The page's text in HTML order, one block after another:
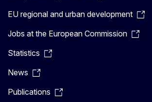
EU regional and urban development
Jobs at the European Commission
Statistics
News
Publications